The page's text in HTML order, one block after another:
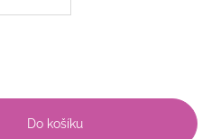
Do košíku